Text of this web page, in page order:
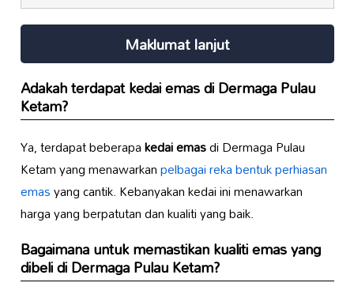
Maklumat lanjut
Adakah terdapatkedai emasdi Dermaga Pulau
Ketam?
Ya, terdapat beberapakedai emasdi Dermaga Pulau
Ketam yang menawarkanpelbagai reka bentukperhiasan
emasyang cantik. Kebanyakan kedai ini menawarkan
harga yang berpatutan dan kualiti yang baik.
Bagaimana untuk memastikan kualiti emas yang
dibeli diDermaga Pulau Ketam?